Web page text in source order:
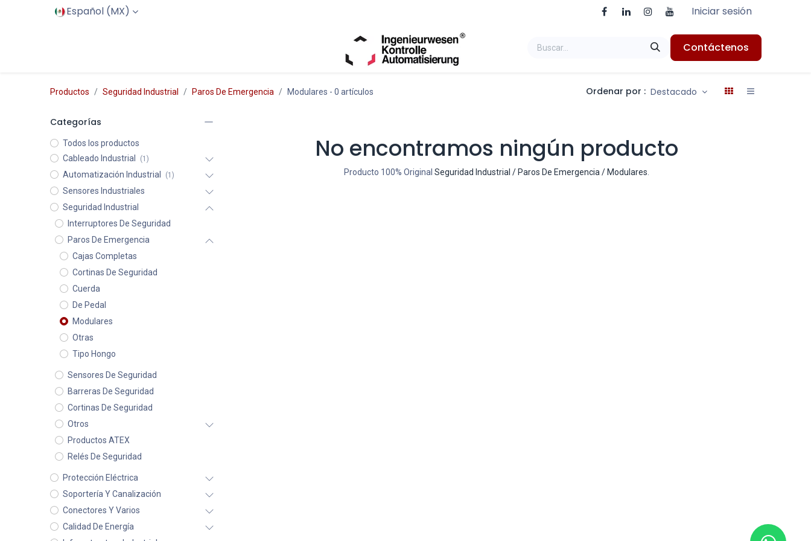
Español (MX) Iniciar sesión
Contáctenos
Productos Seguridad Industrial Paros De Emergencia Modulares - 0 artículos Ordenar por : Destacado
Categorías
Todos los productos
Cableado Industrial
(1)
Automatización Industrial (1)
Sensores Industriales
Seguridad Industrial
Interruptores De Seguridad
Paros De Emergencia
Cajas Completas
Cortinas De Seguridad
Cuerda
De Pedal
Modulares
Otras
Tipo Hongo
Sensores De Seguridad
Barreras De Seguridad
Cortinas De Seguridad
Otros
Productos ATEX
Relés De Seguridad
Protección Eléctrica
Soportería Y Canalización
Conectores Y Varios
Calidad De Energía
No encontramos ningún producto
Producto 100% OriginalSeguridad Industrial / Paros De Emergencia / Modulares